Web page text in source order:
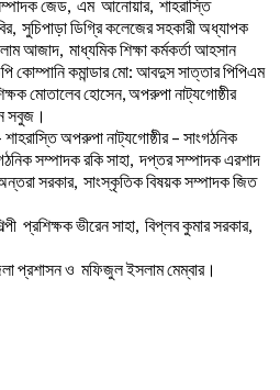
সম্পাদক জেড, এম আনোয়ার, শাহরাস্তি
সুচিপাড়া ডিগ্রি কলেজের সহকারী অধ্যাপক
আজাদ, মাধ্যমিক শিক্ষা কর্মকর্তা আহসান
কোম্পানি কমান্ডার মো: আবদুস সাত্তার পিপিএম
মোতালেব হোসেন, অপরুপা নাট্যগোষ্ঠীর
সবুজ।
অপরুপা নাট্যগোষ্ঠীর – সাংগঠনিক
সম্পাদক রকি সাহা, দপ্তর সম্পাদক এরশাদ
সরকার, সাংস্কৃতিক বিষয়ক সম্পাদক জিত
প্রশিক্ষক ভীরেন সাহা, বিপ্লব কুমার সরকার,
প্রশাসন ও মফিজুল ইসলাম মেম্বার।